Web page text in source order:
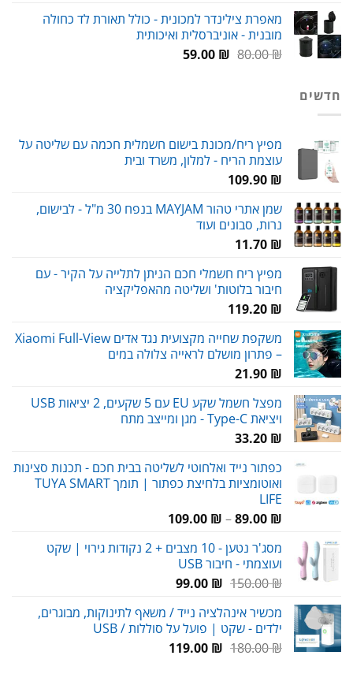
היה:
112.00 ₪.
הוא:
69.00 ₪.
מאפרת צילינדר למכונית - כולל תאורת לד כחולה
מובנית - אוניברסלית ואיכותית
80.00₪
המחיר59.00 ₪
המחיר
חדשים
מפיץ ריח/מכונת בישום חשמלית חכמה עם שליטה על
עוצמת הריח - למלון, משרד ובית
109.90 ₪
שמן אתרי טהור MAYJAM בנפח 30 מ"ל - לבישום,
נרות, סבונים ועוד
11.70 ₪
מפיץ ריח חשמלי חכם הניתן לתלייה על הקיר - עם
חיבור בלוטות' ושליטה מהאפליקציה
119.20 ₪
משקפת שחייה מקצועית נגד אדים Xiaomi Full-View
– פתרון מושלם לראייה צלולה במים
21.90 ₪
מפצל חשמל שקע EU עם 5 שקעים, 2 יציאות USB
ויציאת Type-C - מגן ומייצב מתח
33.20 ₪
כפתור נייד ואלחוטי לשליטה בבית חכם - תכנות סצינות
ואוטומציות בלחיצת כפתור | תומך TUYA SMART
LIFE
89.00 ₪
–
109.00 ₪
מסג'ר נטען - 10 מצבים + 2 נקודות גירוי | שקט
ועוצמתי - חיבור USB
150.00₪
המחיר
היה:
150.00 ₪.
99.00 ₪
המחיר
הוא:
99.00 ₪.
מכשיר אינהלציה נייד / משאף לתינוקות, מבוגרים,
ילדים - שקט | פועל על סוללות / USB
180.00₪
המחיר119.00 ₪
המחיר